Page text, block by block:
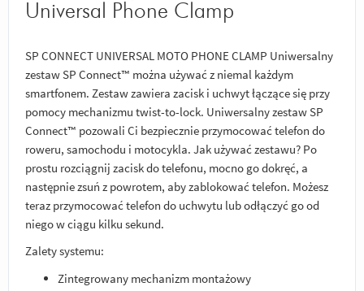
Universal Phone Clamp
SP CONNECT UNIVERSAL MOTO PHONE CLAMP Uniwersalny
zestaw SP Connect™ można używać z niemal każdym
smartfonem. Zestaw zawiera zacisk i uchwyt łączące się przy
pomocy mechanizmu twist-to-lock. Uniwersalny zestaw SP
Connect™ pozowali Ci bezpiecznie przymocować telefon do
roweru, samochodu i motocykla. Jak używać zestawu? Po
prostu rozciągnij zacisk do telefonu, mocno go dokręć, a
następnie zsuń z powrotem, aby zablokować telefon. Możesz
teraz przymocować telefon do uchwytu lub odłączyć go od
niego w ciągu kilku sekund.
Zalety systemu:
Zintegrowany mechanizm montażowy